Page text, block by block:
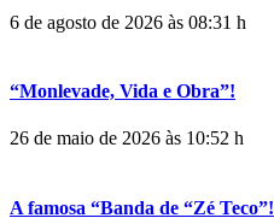
6 de agosto de 2026 às 08:31 h
“Monlevade, Vida e Obra”!
26 de maio de 2026 às 10:52 h
A famosa “Banda de “Zé Teco”!